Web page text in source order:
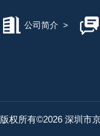
公司简介 >
版权所有©2026 深圳市